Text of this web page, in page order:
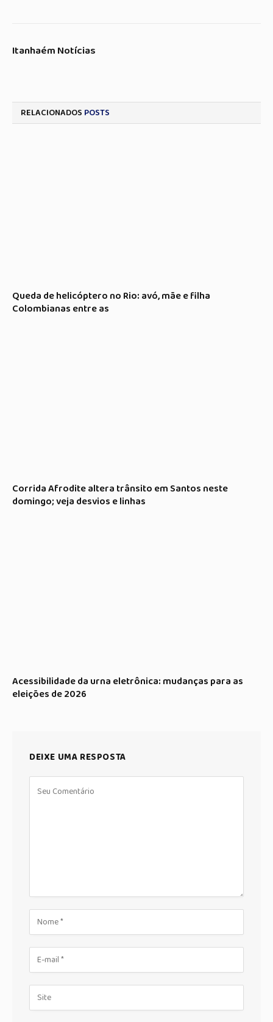
Itanhaém Notícias
RELACIONADOS POSTS
Queda de helicóptero no Rio: avó, mãe e filha
Colombianas entre as
Corrida Afrodite altera trânsito em Santos neste
domingo; veja desvios e linhas
Acessibilidade da urna eletrônica: mudanças para as
eleições de 2026
DEIXE UMA RESPOSTA